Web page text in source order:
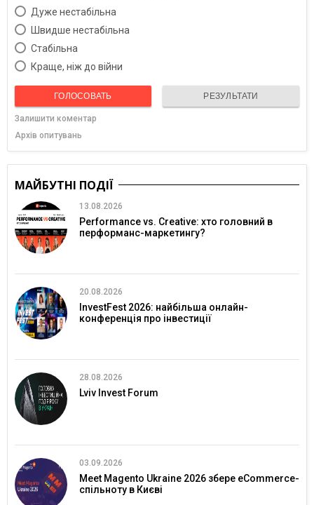
Дуже нестабільна
Швидше нестабільна
Cтабільна
Краще, ніж до війни
ГОЛОСОВАТЬ РЕЗУЛЬТАТИ
Залишити коментар
Архів опитувань
МАЙБУТНІ ПОДІЇ
13.08.2026
Performance vs. Creative: хто головний в
перформанс-маркетингу?
20.08.2026
InvestFest 2026: найбільша онлайн-
конференція про інвестиції
28.08.2026
Lviv Invest Forum
03.09.2026
Meet Magento Ukraine 2026 збере eCommerce-
спільноту в Києві